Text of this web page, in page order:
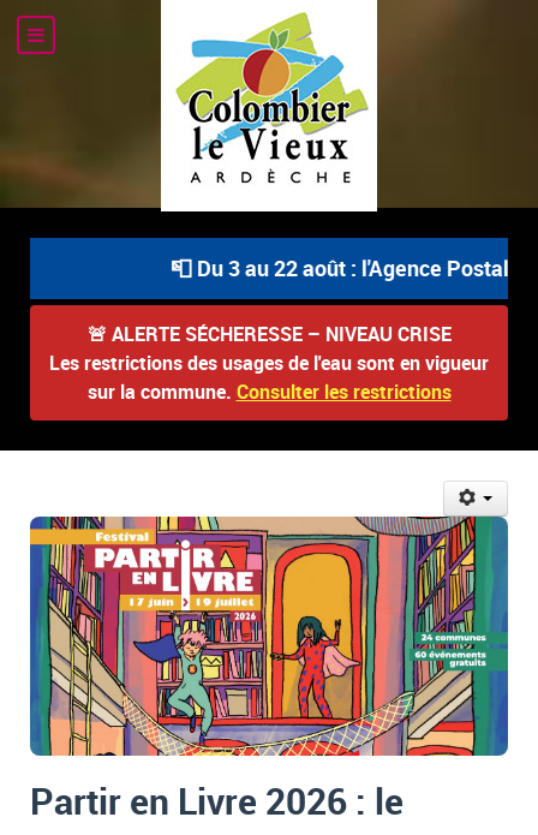
📮 Du 3 au 22 août : l'Agence Postale
🚨 ALERTE SÉCHERESSE – NIVEAU CRISE
Les restrictions des usages de l'eau sont en vigueur
sur la commune. Consulter les restrictions
Partir en Livre 2026 : le